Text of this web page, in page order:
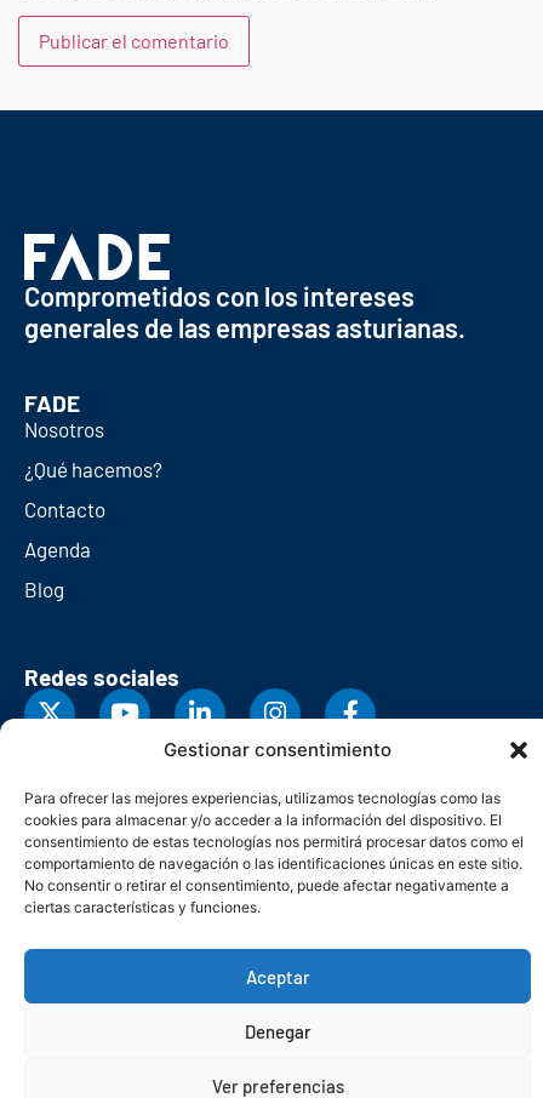
Gestionar consentimiento
Para ofrecer las mejores experiencias, utilizamos tecnologías como las
cookies para almacenar y/o acceder a la información del dispositivo. El
consentimiento de estas tecnologías nos permitirá procesar datos como el
comportamiento de navegación o las identificaciones únicas en este sitio.
No consentir o retirar el consentimiento, puede afectar negativamente a
ciertas características y funciones.
Aceptar
Denegar
Ver preferencias
Comprometidos con los intereses
generales de las empresas asturianas.
FADE
Nosotros
¿Qué hacemos?
Contacto
Agenda
Blog
Redes sociales
© Copyright 2026. Federación Asturiana de Empresarios
Política de cookies